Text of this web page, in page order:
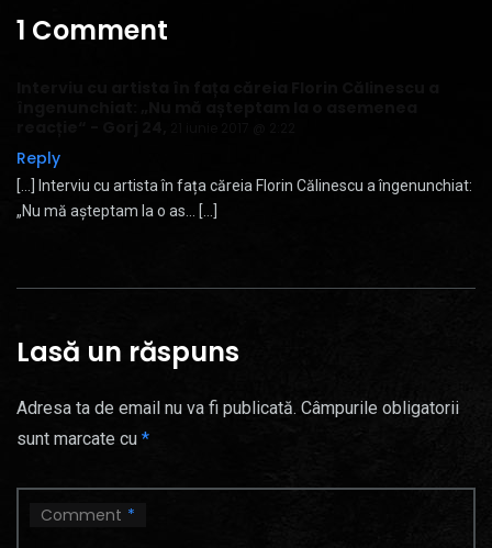
1 Comment
Reply
[…] Interviu cu artista în fața căreia Florin Călinescu a îngenunchiat:
„Nu mă așteptam la o as… […]
Lasă un răspuns
Adresa ta de email nu va fi publicată. Câmpurile obligatorii
sunt marcate cu *
Comment *